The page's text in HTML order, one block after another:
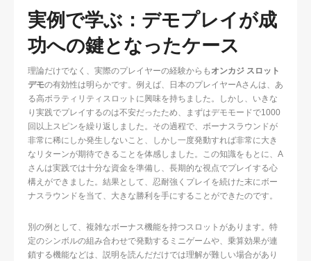
実例で学ぶ：デモプレイが成
功への鍵となったケース
理論だけでなく、実際のプレイヤーの経験からも オンカジ スロット
デモの有効性は明らかです。例えば、日本のプレイヤーAさんは、あ
る高ボラティリティスロットに興味を持ちました。しかし、いきな
り実践でプレイするのは不安だったため、まずはデモモードで1000
回以上スピンを繰り返しました。その過程で、ボーナスラウンドが
非常に稀にしか発生しないこと、しかし一度発動すれば非常に大き
なリターンが期待できることを体感しました。この知識をもとに、A
さんは実践では十分な資金を準備し、長期的な視点でプレイする心
構えができました。結果として、忍耐強くプレイを続けた末にボー
ナスラウンドを当て、大きな勝利を手にすることができたのです。
別の例として、複雑なボーナス機能を持つスロットがあります。特
定のシンボルの組み合わせで発動するミニゲームや、乗算効果が連
鎖する機能などは、説明を読んだだけでは理解が難しい場合があり